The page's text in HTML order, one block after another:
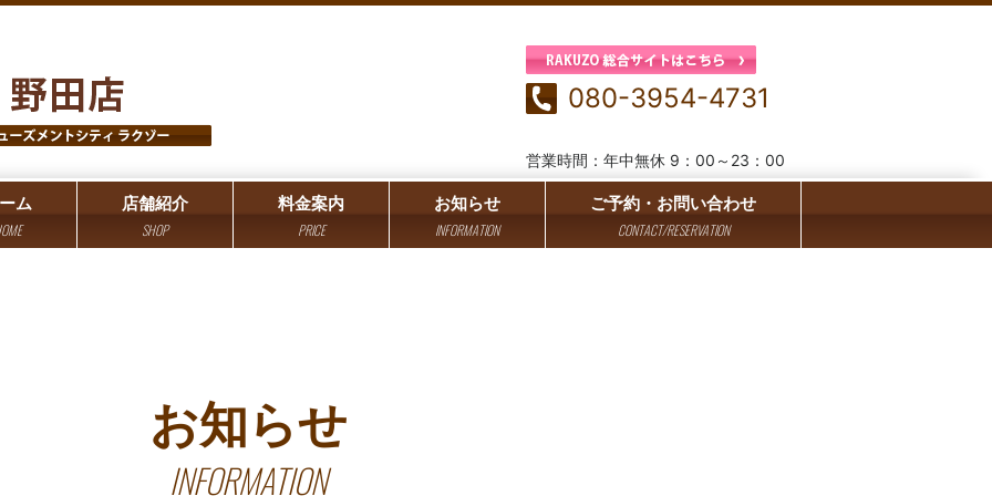
080-3954-4731
営業時間：年中無休 9：00～23：00
ム 店舗紹介
SHOP
料金案内
PRICE
お知らせ
INFORMATION
ご予約・お問い合わせ
CONTACT/RESERVATION
お知らせ
INFORMATION